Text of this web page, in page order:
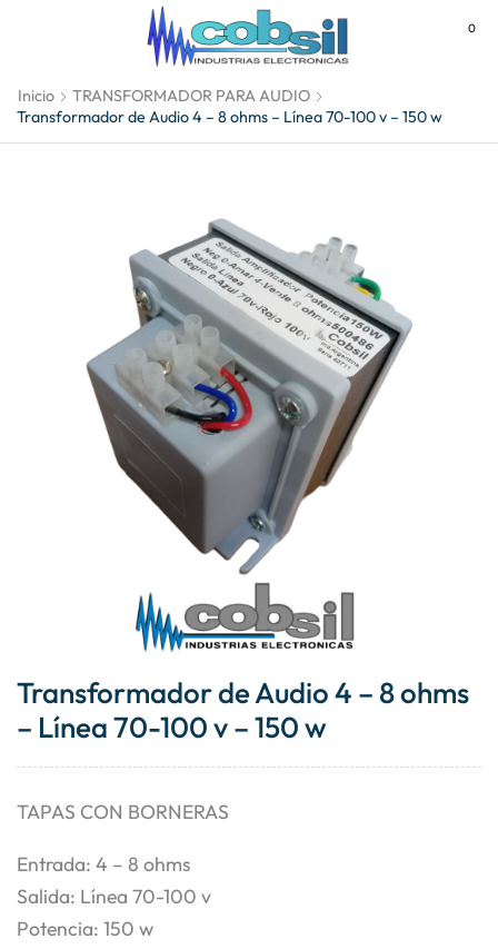
0
Inicio
TRANSFORMADOR PARA AUDIO
Transformador de Audio 4 – 8 ohms – Línea 70-100 v – 150 w
Transformador de Audio 4 – 8 ohms
– Línea 70-100 v – 150 w
TAPAS CON BORNERAS
Entrada: 4 – 8 ohms
Salida: Línea 70-100 v
Potencia: 150 w